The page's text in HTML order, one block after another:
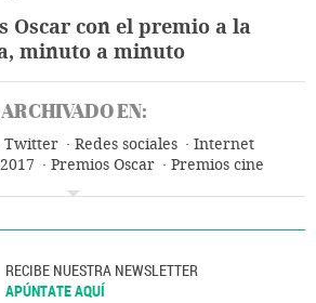
Oscar con el premio a la
minuto a minuto
ARCHIVADO EN:
Twitter Redes sociales
Internet
Premios Oscar
Premios cine
RECIBE NUESTRA NEWSLETTER
APÚNTATE AQUÍ